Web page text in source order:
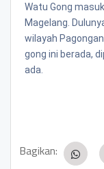
Watu Gong
Magelang.
wilayah
gong ini berada,
ada.
Bagikan: